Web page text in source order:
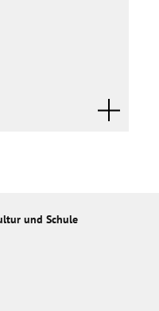
und Schule